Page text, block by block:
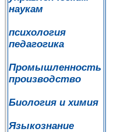
наукам
психология
педагогика
Промышленность
производство
Биология и химия
Языкознание